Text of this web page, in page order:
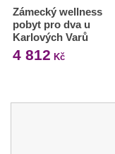
Zámecký wellness
pobyt pro dva u
Karlových Varů
4 812 Kč